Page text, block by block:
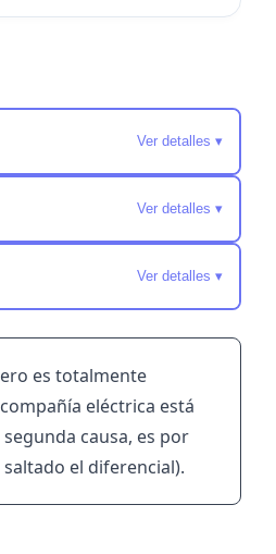
Ver detalles ▾
Ver detalles ▾
Ver detalles ▾
es totalmente
eléctrica está
causa, es por
el diferencial).